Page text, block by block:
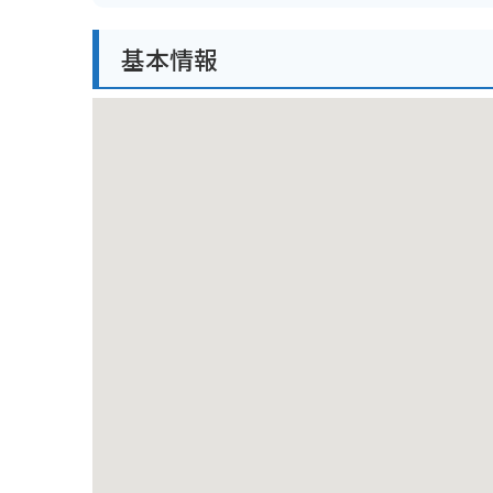
ます。夏には川遊びや魚釣りも楽しめます。
基本情報